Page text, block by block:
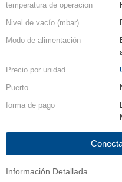
temperatura de operacion
Nivel de vacío (mbar)
Modo de alimentación
Precio por unidad
Puerto
forma de pago
Información Detallada